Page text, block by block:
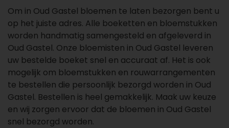
Om in Oud Gastel bloemen te laten bezorgen bent u
op het juiste adres. Alle boeketten en bloemstukken
worden handmatig samengesteld en afgeleverd in
Oud Gastel. Onze bloemisten in Oud Gastel leveren
uw bestelde boeket snel en accuraat af. Het is ook
mogelijk om bloemstukken en rouwarrangementen
te bestellen die persoonlijk bezorgd worden in Oud
Gastel. Bestellen is heel gemakkelijk. Maak uw keuze
en wij zorgen ervoor dat de bloemen in Oud Gastel
snel bezorgd worden.